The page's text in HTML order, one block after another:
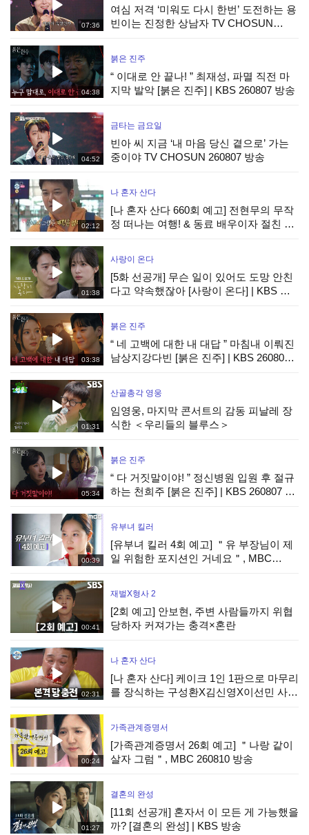
07:36
여심 저격 ‘미워도 다시 한번’ 도전하는 용
빈이는 진정한 상남자 TV CHOSUN
04:38
붉은 진주
“ 이대로 안 끝나! ” 최재성, 파멸 직전 마
지막 발악 [붉은 진주] | KBS 260807 방송
04:52
금타는 금요일
빈아 씨 지금 ‘내 마음 당신 곁으로’ 가는
중이야 TV CHOSUN 260807 방송
02:12
나 혼자 산다
[나 혼자 산다 660회 예고] 전현무의 무작
정 떠나는 여행! & 동료 배우이자 절친 현
01:38
사랑이 온다
[5화 선공개] 무슨 일이 있어도 도망 안친
다고 약속했잖아 [사랑이 온다] | KBS 방
03:38
붉은 진주
“ 네 고백에 대한 내 대답 ” 마침내 이뤄진
남상지강다빈 [붉은 진주] | KBS 260807
01:31
산골총각 영웅
임영웅, 마지막 콘서트의 감동 피날레 장
식한 ＜우리들의 블루스＞
05:34
붉은 진주
“ 다 거짓말이야! ” 정신병원 입원 후 절규
하는 천희주 [붉은 진주] | KBS 260807 방
00:39
유부녀 킬러
[유부녀 킬러 4회 예고] ＂유 부장님이 제
일 위험한 포지션인 거네요＂, MBC
00:41
재벌X형사 2
[2회 예고] 안보현, 주변 사람들까지 위협
당하자 커져가는 충격×혼란
02:31
나 혼자 산다
[나 혼자 산다] 케이크 1인 1판으로 마무리
를 장식하는 구성환X김신영X이선민 사전
00:24
가족관계증명서
[가족관계증명서 26회 예고] ＂나랑 같이
살자 그럼＂, MBC 260810 방송
01:27
결혼의 완성
[11회 선공개] 혼자서 이 모든 게 가능했을
까? [결혼의 완성] | KBS 방송